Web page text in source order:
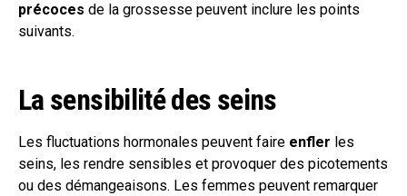
précoces de la grossesse peuvent inclure les points
suivants.
La sensibilité des seins
Les fluctuations hormonales peuvent faire enfler les
seins, les rendre sensibles et provoquer des picotements
ou des démangeaisons. Les femmes peuvent remarquer